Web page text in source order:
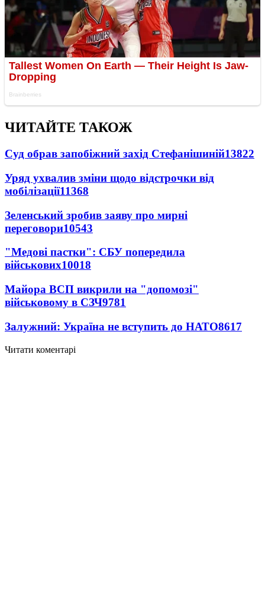
ЧИТАЙТЕ ТАКОЖ
Суд обрав запобіжний захід Стефанішиній13822
Уряд ухвалив зміни щодо відстрочки від
мобілізації11368
Зеленський зробив заяву про мирні
переговори10543
"Медові пастки": СБУ попередила
військових10018
Майора ВСП викрили на "допомозі"
військовому в СЗЧ9781
Залужний: Україна не вступить до НАТО8617
Читати коментарі